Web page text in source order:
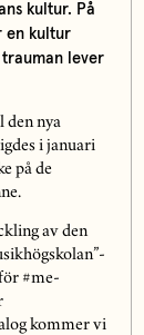
kultur. På
en kultur
lever
den nya
i januari
på de
av den
#me-
kommer vi